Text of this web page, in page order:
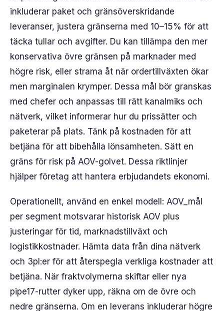
inkluderar paket och gränsöverskridande
leveranser, justera gränserna med 10–15% för att
täcka tullar och avgifter. Du kan tillämpa den mer
konservativa övre gränsen på marknader med
högre risk, eller strama åt när ordertillväxten ökar
men marginalen krymper. Dessa mål bör granskas
med chefer och anpassas till rätt kanalmiks och
nätverk, vilket informerar hur du prissätter och
paketerar på plats. Tänk på kostnaden för att
betjäna för att bibehålla lönsamheten. Sätt en
gräns för risk på AOV-golvet. Dessa riktlinjer
hjälper företag att hantera erbjudandets ekonomi.
Operationellt, använd en enkel modell: AOV_mål
per segment motsvarar historisk AOV plus
justeringar för tid, marknadstillväxt och
logistikkostnader. Hämta data från dina nätverk
och 3pl:er för att återspegla verkliga kostnader att
betjäna. När fraktvolymerna skiftar eller nya
pipe17-rutter dyker upp, räkna om de övre och
nedre gränserna. Om en leverans inkluderar högre